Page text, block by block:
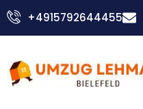
Zum
Inhalt
+4915792644455